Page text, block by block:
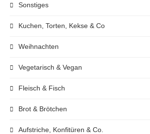
Sonstiges
Kuchen, Torten, Kekse & Co
Weihnachten
Vegetarisch & Vegan
Fleisch & Fisch
Brot & Brötchen
Aufstriche, Konfitüren & Co.